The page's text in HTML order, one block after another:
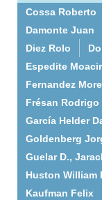
Cossa Roberto
Damonte Juan
Diez Rolo
Espedite
Fernandez
Frésan Rodrigo
García Helder
Goldenberg
Guelar D.,
Huston William
Kaufman Felix